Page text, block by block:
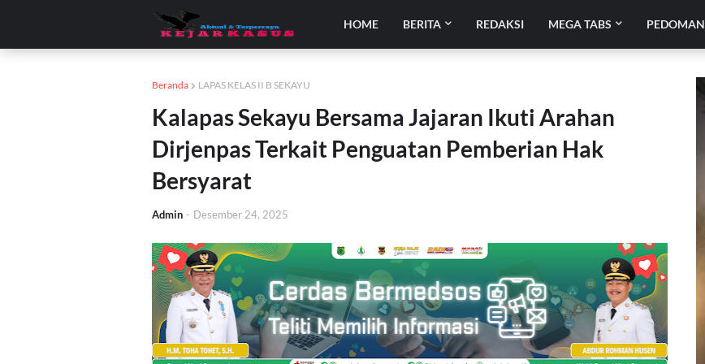
HOME BERITA REDAKSI MEGA TABS PEDOMAN
Beranda LAPAS KELAS II B SEKAYU
Kalapas Sekayu Bersama Jajaran Ikuti Arahan
Dirjenpas Terkait Penguatan Pemberian Hak
Bersyarat
Admin - Desember 24, 2025